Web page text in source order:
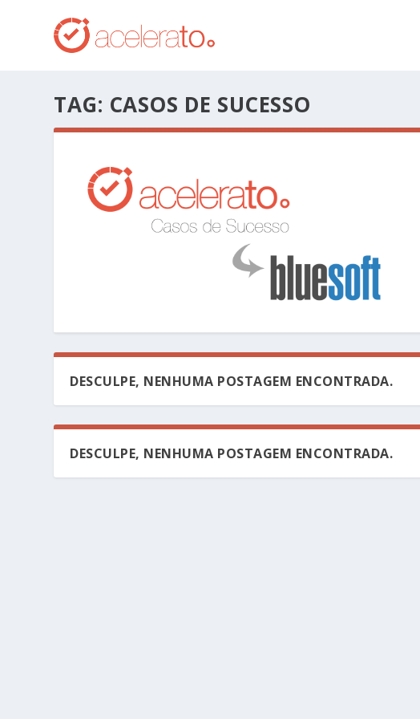
TAG: CASOS DE SUCESSO
DESCULPE, NENHUMA POSTAGEM ENCONTRADA.
DESCULPE, NENHUMA POSTAGEM ENCONTRADA.